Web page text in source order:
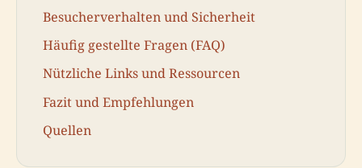
Besucherverhalten und Sicherheit
Häufig gestellte Fragen (FAQ)
Nützliche Links und Ressourcen
Fazit und Empfehlungen
Quellen